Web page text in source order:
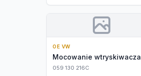
OE VW
Mocowanie wtryskiwacza
059 130 216C